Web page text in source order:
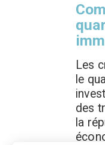
Les
le
des
la